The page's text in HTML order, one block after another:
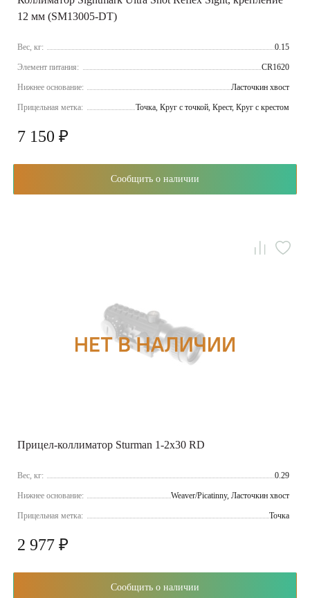
12 мм (SM13005-DT)
Вес, кг: 0.15
Элемент питания: CR1620
Нижнее основание: Ласточкин хвост
Прицельная метка: Точка, Круг с точкой, Крест, Круг с крестом
7 150 ₽
Сообщить о наличии
Прицел-коллиматор Sturman 1-2x30 RD
Вес, кг: 0.29
Нижнее основание: Weaver/Picatinny, Ласточкин хвост
Прицельная метка: Точка
2 977 ₽
Сообщить о наличии